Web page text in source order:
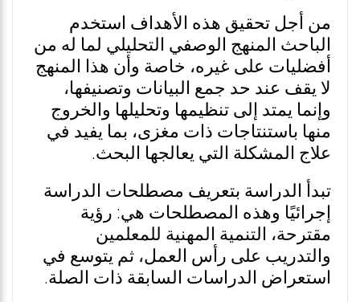
من أجل تحقيق هذه الأهداف استخدم
الباحث المنهج الوصفي التحليلي لما له من
أفضليات على غيره، خاصة وأن هذا المنهج
لا يقف عند حد جمع البيانات وتصنيفها،
وإنما يمتد إلى تنظيمها وتحليلها والخروج
منها باستنتاجات ذات مغزى، بما يفيد في
علاج المشكلة التي يعالجها البحث.
تبدأ الدراسة بتعريف مصطلحات الدراسة
إجرائيًا وهذه المصطلحات هي: رؤية
مقترحة، التنمية المهنية للمعلمين
والتدريب على رأس العمل، ثم يتوسع في
استعراض الدراسات السابقة ذات الصلة.